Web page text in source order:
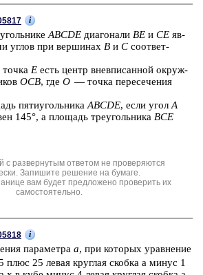
i
ABCDE диа­го­на­ли BE и CE яв­
углов при вер­ши­нах B и C со­от­вет­
E есть центр внев­пи­сан­ной окруж­
OCB, где O — точка пе­ре­се­че­ния
пя­ти­уголь­ни­ка ABCDE, если угол A
145°, а пло­щадь тре­уголь­ни­ка BCE
с развернутым ответом не проверяются
Запишите решение на бумаге.
вам будет предложено проверить их
самостоятельно.
i
па­ра­мет­ра a, при ко­то­рых урав­не­ние